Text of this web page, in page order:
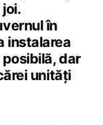
în
instalarea
dar
unități